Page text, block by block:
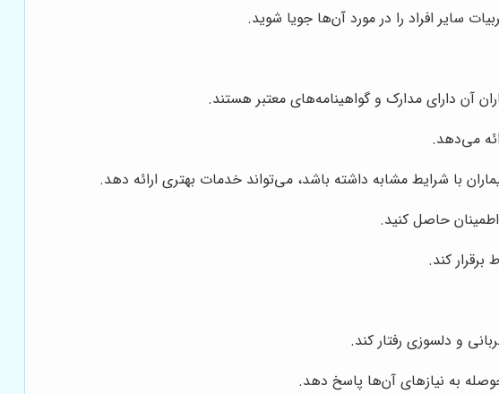
سایر افراد را در مورد آن‌ها جویا شوید.
آن دارای مدارک و گواهینامه‌های معتبر هستند.
می‌دهد.
با شرایط مشابه داشته باشد، می‌تواند خدمات بهتری ارائه دهد.
حاصل کنید.
برقرار کند.
و دلسوزی رفتار کند.
به نیازهای آن‌ها پاسخ دهد.